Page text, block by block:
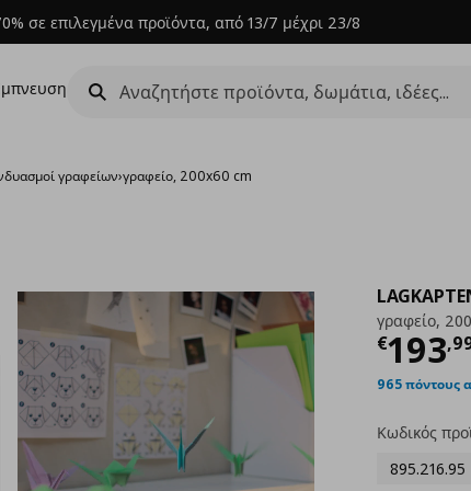
σε επιλεγμένα προϊόντα, από 13/7 μέχρι 23/8
γραφείων›γραφείο, 200x60 cm
γραφείο,
€193,
965 πόντους
Κωδικός
895.216.95